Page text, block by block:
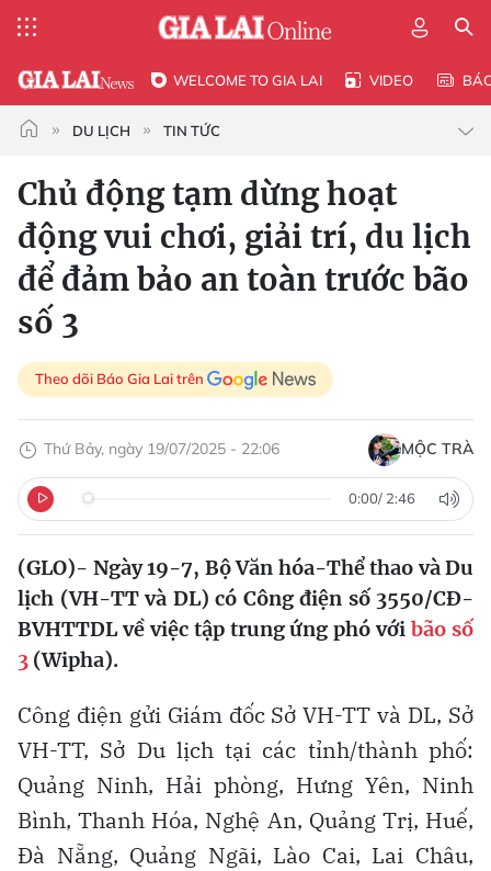
WELCOME TO GIA LAI VIDEO
DU LỊCH TIN TỨC
Chủ động tạm dừng hoạt
động vui chơi, giải trí, du lịch
để đảm bảo an toàn trước bão
số 3
Theo dõi Báo Gia Lai trên
Thứ Bảy, ngày 19/07/2025 - 22:06 MỘC TRÀ
0:00/ 2:46
(GLO)- Ngày 19-7, Bộ Văn hóa-Thể thao và Du
lịch (VH-TT và DL) có Công điện số 3550/CĐ-
BVHTTDL về việc tập trung ứng phó vớibão số
3 (Wipha).
Công điện gửi Giám đốc Sở VH-TT và DL, Sở
VH-TT, Sở Du lịch tại các tỉnh/thành phố:
Quảng Ninh, Hải phòng, Hưng Yên, Ninh
Bình, Thanh Hóa, Nghệ An, Quảng Trị, Huế,
Đà Nẵng, Quảng Ngãi, Lào Cai, Lai Châu,